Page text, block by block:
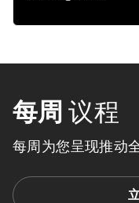
每周 议程
每周为您呈现推动